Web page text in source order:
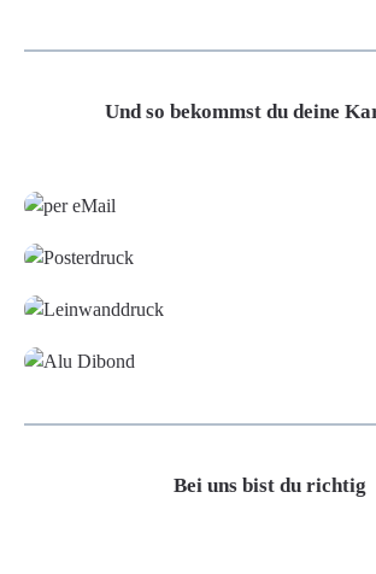
Und so bekommst du deine
Bei uns bist du richtig